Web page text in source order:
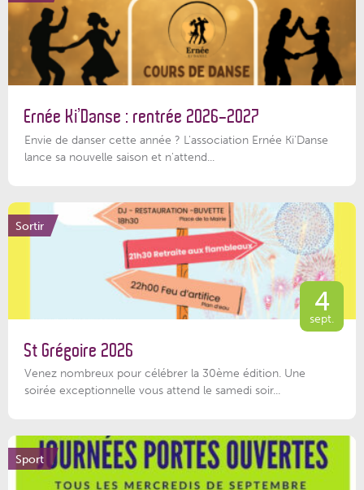
Ernée Ki’Danse : rentrée 2026-2027
Envie de danser cette année ? L'association Ernée Ki'Danse
lance sa nouvelle saison et n'attend...
Sortir
4
sept.
St Grégoire 2026
Venez nombreux pour célébrer la 30ème édition. Une
soirée exceptionnelle vous attend le samedi soir...
Sport